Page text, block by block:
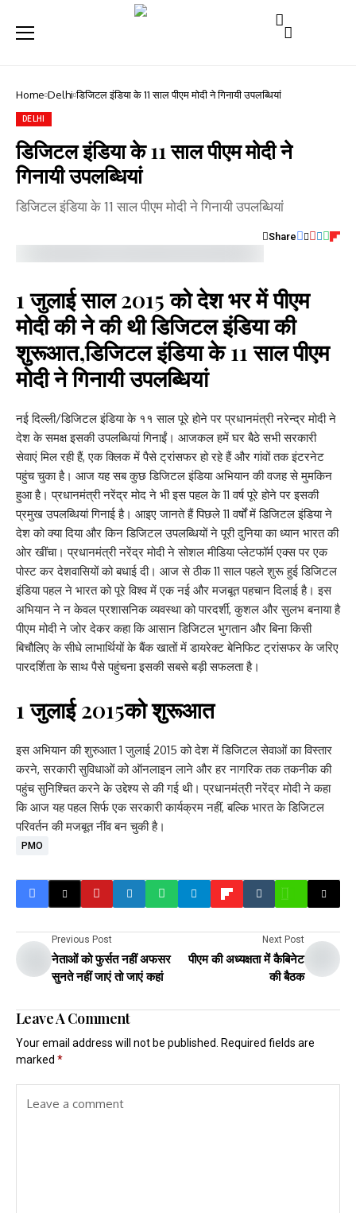
Home Delhi डिजिटल इंडिया के 11 साल पीएम मोदी ने गिनायी उपलब्धियां
DELHI
डिजिटल इंडिया के 11 साल पीएम मोदी ने
गिनायी उपलब्धियां
डिजिटल इंडिया के 11 साल पीएम मोदी ने गिनायी उपलब्धियां
Share
1 जुलाई साल 2015 को देश भर में पीएम
मोदी की ने की थी डिजिटल इंडिया की
शुरूआत,डिजिटल इंडिया के 11 साल पीएम
मोदी ने गिनायी उपलब्धियां
नई दिल्ली/डिजिटल इंडिया के ११ साल पूरे होने पर प्रधानमंत्री नरेन्द्र मोदी ने
देश के समक्ष इसकी उपलब्धियां गिनाईं। आजकल हमें घर बैठे सभी सरकारी
सेवाएं मिल रही हैं, एक क्लिक में पैसे ट्रांसफर हो रहे हैं और गांवों तक इंटरनेट
पहुंच चुका है। आज यह सब कुछ डिजिटल इंडिया अभियान की वजह से मुमकिन
हुआ है। प्रधानमंत्री नरेंद्र मोद ने भी इस पहल के 11 वर्ष पूरे होने पर इसकी
प्रमुख उपलब्धियां गिनाई है। आइए जानते हैं पिछले 11 वर्षों में डिजिटल इंडिया ने
देश को क्या दिया और किन डिजिटल उपलब्धियों ने पूरी दुनिया का ध्यान भारत की
ओर खींचा। प्रधानमंत्री नरेंद्र मोदी ने सोशल मीडिया प्लेटफॉर्म एक्स पर एक
पोस्ट कर देशवासियों को बधाई दी। आज से ठीक 11 साल पहले शुरू हुई डिजिटल
इंडिया पहल ने भारत को पूरे विश्व में एक नई और मजबूत पहचान दिलाई है। इस
अभियान ने न केवल प्रशासनिक व्यवस्था को पारदर्शी, कुशल और सुलभ बनाया है
पीएम मोदी ने जोर देकर कहा कि आसान डिजिटल भुगतान और बिना किसी
बिचौलिए के सीधे लाभार्थियों के बैंक खातों में डायरेक्ट बेनिफिट ट्रांसफर के जरिए
पारदर्शिता के साथ पैसे पहुंचना इसकी सबसे बड़ी सफलता है।
1 जुलाई 2015को शुरूआत
इस अभियान की शुरुआत 1 जुलाई 2015 को देश में डिजिटल सेवाओं का विस्तार
करने, सरकारी सुविधाओं को ऑनलाइन लाने और हर नागरिक तक तकनीक की
पहुंच सुनिश्चित करने के उद्देश्य से की गई थी। प्रधानमंत्री नरेंद्र मोदी ने कहा
कि आज यह पहल सिर्फ एक सरकारी कार्यक्रम नहीं, बल्कि भारत के डिजिटल
परिवर्तन की मजबूत नींव बन चुकी है।
PMO
Previous Post
नेताओं को फुर्सत नहीं अफसर
सुनते नहीं जाएं तो जाएं कहां
Next Post
पीएम की अध्यक्षता में कैबिनेट
की बैठक
Leave A Comment
Your email address will not be published.
Required fields are
marked *